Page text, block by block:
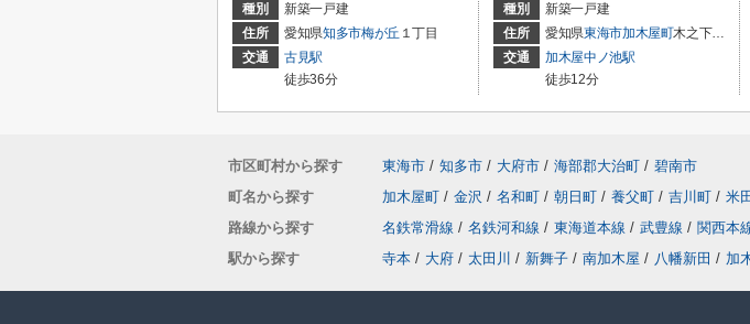
種別
新築一戸建
住所
愛知県知多市梅が丘 １丁目
交通
古見駅
徒歩36分
種別
新築一戸建
住所
愛知県東海市加木屋町木之下152
交通
加木屋中ノ池駅
徒歩12分
市区町村から探す 東海市 / 知多市 / 大府市 / 海部郡大治町 / 碧南市
町名から探す
加木屋町 / 金沢 / 名和町 / 朝日町 / 養父町 / 吉川町 / 米
路線から探す
名鉄常滑線 / 名鉄河和線 / 東海道本線 / 武豊線 / 関西本
駅から探す
寺本 / 大府 / 太田川 / 新舞子 / 南加木屋 / 八幡新田 / 加